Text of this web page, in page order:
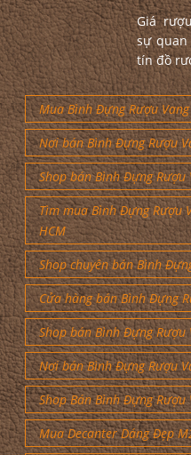
Giá
sự
tín đồ
Mua Bình Đựng Rượu
Nơi bán Bình Đựng Rượu
Shop bán Bình Đựng Rượu
Tìm mua Bình Đựng Rượu
HCM
Shop chuyên bán Bình
Cửa hàng bán Bình Đựng
Shop bán Bình Đựng Rượu
Nơi bán Bình Đựng Rượu
Shop Bán Bình Đựng Rượu
Mua Decanter Dáng Đẹp